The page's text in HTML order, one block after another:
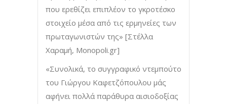
που ερεθίζει επιπλέον το γκροτέσκο
στοιχείο μέσα από τις ερμηνείες των
πρωταγωνιστών της» [Στέλλα
Χαραμή, Monopoli.gr]
«Συνολικά, το συγγραφικό ντεμπούτο
του Γιώργου Καφετζόπουλου μάς
αφήνει πολλά παράθυρα αισιοδοξίας